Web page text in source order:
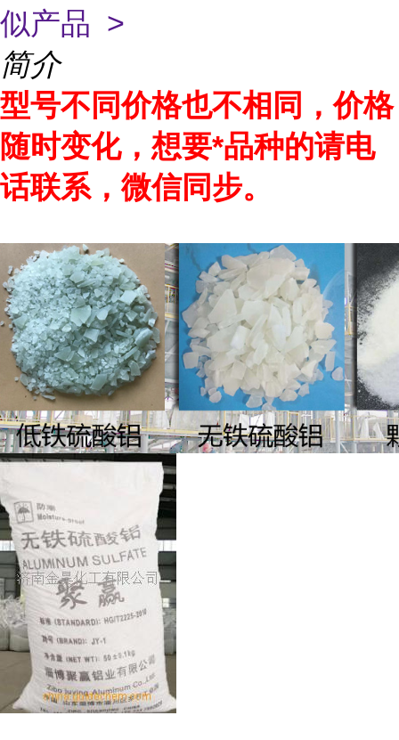
似产品 >
简介
型号不同价格也不相同，价格
随时变化，想要*品种的请电
话联系，微信同步。